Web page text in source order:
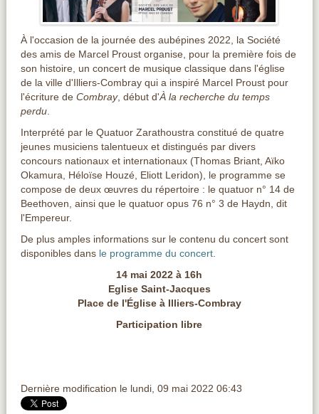
À l'occasion de la journée des aubépines 2022, la Société
des amis de Marcel Proust organise, pour la première fois de
son histoire, un concert de musique classique dans l'église
de la ville d'Illiers-Combray qui a inspiré Marcel Proust pour
l'écriture de Combray, début d'À la recherche du temps
perdu.
Interprété par le Quatuor Zarathoustra constitué de quatre
jeunes musiciens talentueux et distingués par divers
concours nationaux et internationaux (Thomas Briant, Aïko
Okamura, Héloïse Houzé, Eliott Leridon), le programme se
compose de deux œuvres du répertoire : le quatuor n° 14 de
Beethoven, ainsi que le quatuor opus 76 n° 3 de Haydn, dit
l'Empereur.
De plus amples informations sur le contenu du concert sont
disponibles dans le programme du concert.
14 mai 2022 à 16h
Eglise Saint-Jacques
Place de l'Église à Illiers-Combray
Participation libre
Dernière modification le lundi, 09 mai 2022 06:43